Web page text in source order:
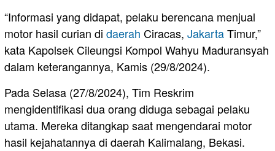
“Informasi yang didapat, pelaku berencana menjual
motor hasil curian di daerah Ciracas, JakartaTimur,”
kata Kapolsek Cileungsi Kompol Wahyu Maduransyah
dalam keterangannya, Kamis (29/8/2024).
Pada Selasa (27/8/2024), Tim Reskrim
mengidentifikasi dua orang diduga sebagai pelaku
utama. Mereka ditangkap saat mengendarai motor
hasil kejahatannya di daerah Kalimalang, Bekasi.